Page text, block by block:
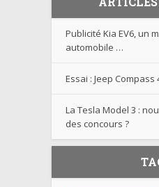
Publicité Kia EV6, un
automobile …
Essai : Jeep Compass
La Tesla Model 3 :
des concours ?